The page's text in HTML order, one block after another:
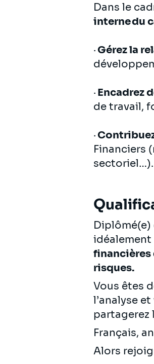
Dans le
interne du
·Gérez la
· Encadrez
de travail,
·
Financiers
sectoriel…).
Diplômé(e)
idéalement
financières
risques.
Vous êtes
l’analyse
partagerez
Français,
Alors